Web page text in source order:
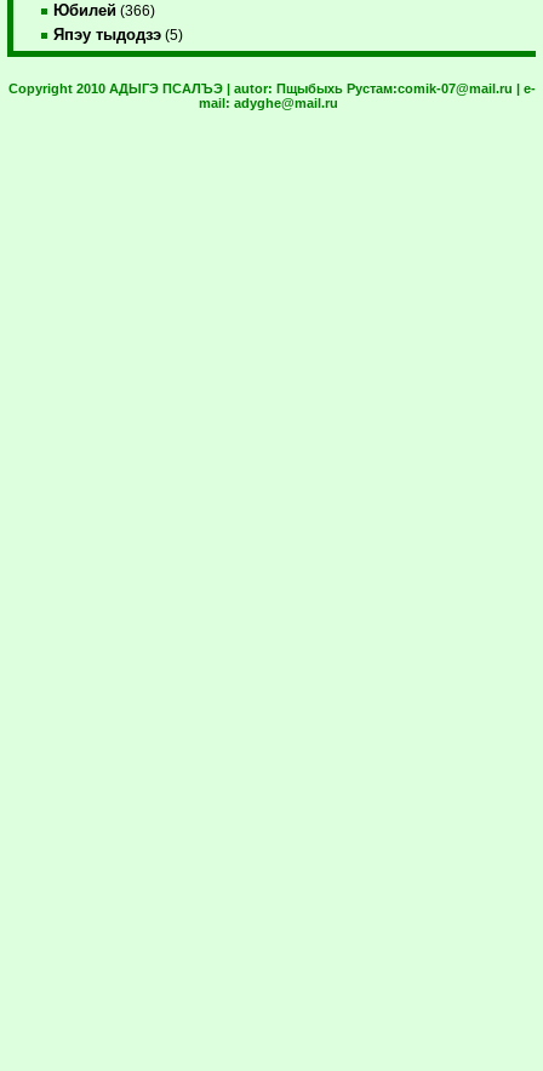
Юбилей (366)
Япэу тыдодзэ (5)
Copyright 2010 АДЫГЭ ПСАЛЪЭ | autor: Пщыбыхь Рустам:comik-07@mail.ru | e-
mail: adyghe@mail.ru